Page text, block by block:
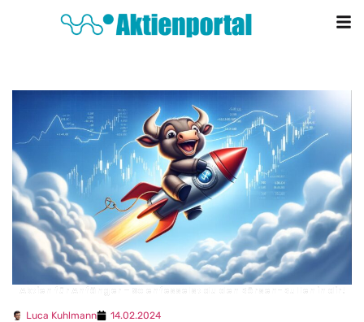
Luca Kuhlmann 14.02.2024